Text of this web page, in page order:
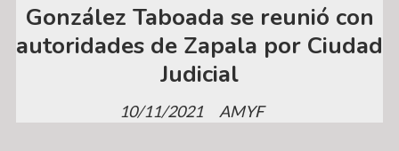
González Taboada se reunió con
autoridades de Zapala por Ciudad
Judicial
AMYF
10/11/2021